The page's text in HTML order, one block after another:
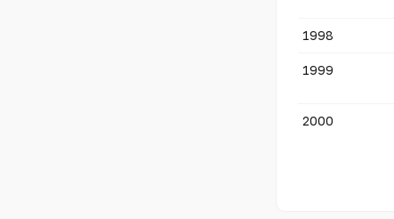
1998
1999
2000